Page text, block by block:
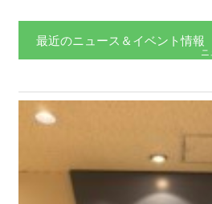
最近のニュース＆イベント情報